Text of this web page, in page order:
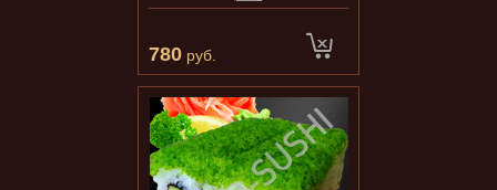
780 руб.